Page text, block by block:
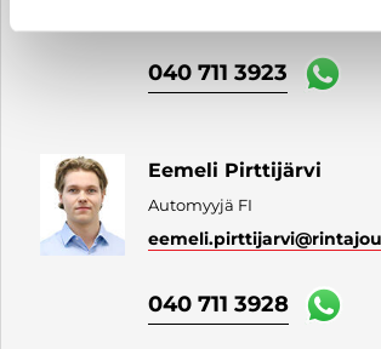
040 711 3923
Eemeli Pirttijärvi
Automyyjä FI
eemeli.pirttijarvi
040 711 3928